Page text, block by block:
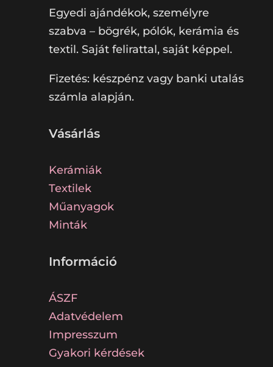
Egyedi ajándékok, személyre
szabva – bögrék, pólók, kerámia és
textil. Saját felirattal, saját képpel.
Fizetés: készpénz vagy banki utalás
számla alapján.
Vásárlás
Kerámiák
Textilek
Műanyagok
Minták
Információ
ÁSZF
Adatvédelem
Impresszum
Gyakori kérdések